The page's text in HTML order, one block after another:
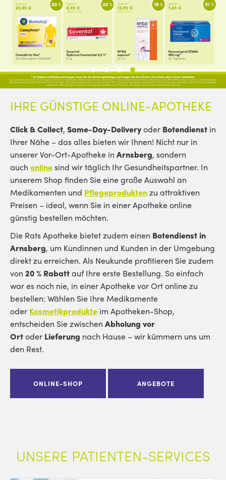
IHRE GÜNSTIGE ONLINE-APOTHEKE
Click & Collect, Same-Day-Deliveryoder Botendienst in
Ihrer Nähe – das alles bieten wir Ihnen! Nicht nur in
unserer Vor-Ort-Apotheke in Arnsberg, sondern
auch onlinesind wir täglich Ihr Gesundheitspartner. In
unserem Shop finden Sie eine große Auswahl an
Medikamenten und Pflegeproduktenzu attraktiven
Preisen – ideal, wenn Sie in einer Apotheke online
günstig bestellen möchten.
Die Rats Apotheke bietet zudem einen Botendienst in
Arnsberg, um Kundinnen und Kunden in der Umgebung
direkt zu erreichen. Als Neukunde profitieren Sie zudem
von 20 % Rabattauf Ihre erste Bestellung. So einfach
war es noch nie, in einer Apotheke vor Ort online zu
bestellen: Wählen Sie Ihre Medikamente
oder Kosmetikprodukte im Apotheken-Shop,
entscheiden Sie zwischen Abholung vor
Ortoder Lieferung nach Hause – wir kümmern uns um
den Rest.
ONLINE-SHOP ANGEBOTE
1 2 3 4
UNSERE PATIENTEN-SERVICES